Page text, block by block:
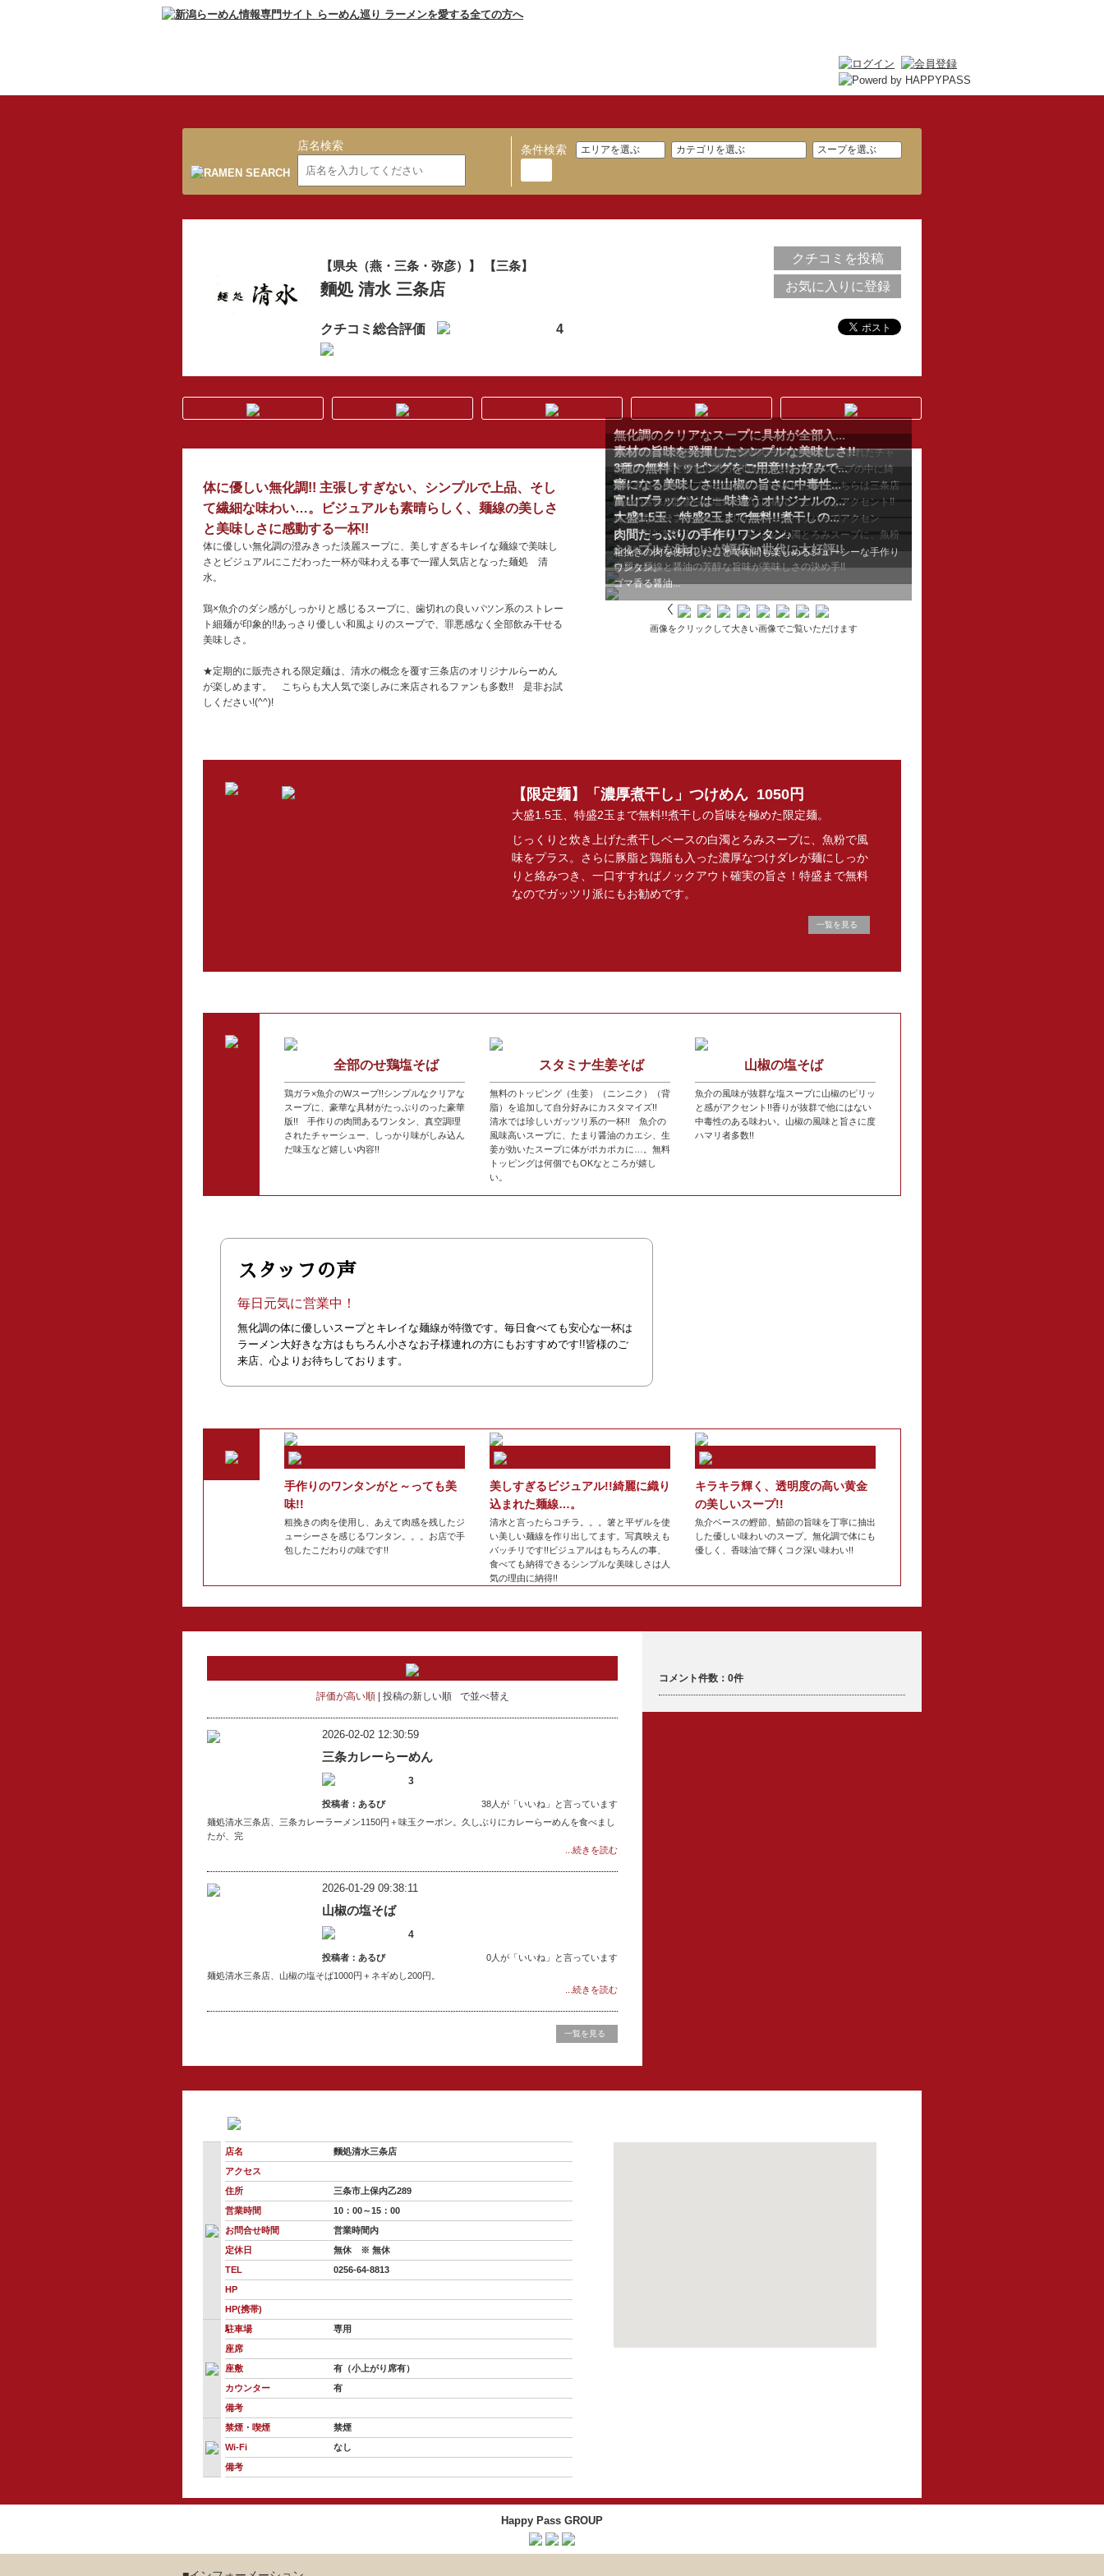
店名検索 条件検索
【県央（燕・三条・弥彦）】 【三条】
麵処 清水 三条店
クチコミ総合評価 4
クチコミを投稿
お気に入りに登録
無化調のクリアなスープに具材が全部入...
無化調の体に優しい鶏×魚介のWスープに、真空調理されたチャ
ーシュー、手作りの肉間がジュー...
素材の旨味を発揮したシンプルな美味しさ!!
無化調で身体に優しい味わい!!鶏ダシと魚介のWスープの中に綺
麗に織り込まれた、崩すのがもっ...
3種の無料トッピングをご用意!!お好みで...
清水と言えばシンプルなラーメンが印象的だが、こちらは三条店
限定のスタミナ満点な一杯。生...
癖になる美味しさ!!山椒の旨さに中毒性...
魚介の旨味が詰まった塩スープに山椒で、ピリッとアクセント!!
香りと味がひきしまり、...
富山ブラックとは一味違うオリジナルの...
真っ黒なスープに、たっぷりのブラックペッパーでアクセン
ト!! 醤油の旨味が際立つ真っ黒な...
大盛1.5玉、特盛2玉まで無料!!煮干しの...
じっくりと炊き上げた煮干しベースの白濁とろみスープに、魚粉
で風味をプラス。さらに豚脂と...
シンプルな味わいが幅広い世代に大好評!!
奇麗な麺線と醤油の芳醇な旨味が美味しさの決め手!!
肉間たっぷりの手作りワンタン♪
粗挽きの肉を使用したことで肉間も楽しめるジューシーな手作り
ワンタン。
ゴマ香る醤油...
画像をクリックして大きい画像でご覧いただけます
体に優しい無化調!! 主張しすぎない、シンプルで上品、そし
て繊細な味わい…。ビジュアルも素晴らしく、麺線の美しさ
と美味しさに感動する一杯!!
体に優しい無化調の澄みきった淡麗スープに、美しすぎるキレイな麺線で美味し
さとビジュアルにこだわった一杯が味わえる事で一躍人気店となった麺処 清
水。
鶏×魚介のダシ感がしっかりと感じるスープに、歯切れの良いパツン系のストレー
ト細麺が印象的!!あっさり優しい和風よりのスープで、罪悪感なく全部飲み干せる
美味しさ。
★定期的に販売される限定麺は、清水の概念を覆す三条店のオリジナルらーめん
が楽しめます。 こちらも大人気で楽しみに来店されるファンも多数!! 是非お試
しください!(^^)!
【限定麺】「濃厚煮干し」つけめん 1050円
大盛1.5玉、特盛2玉まで無料!!煮干しの旨味を極めた限定麺。
じっくりと炊き上げた煮干しベースの白濁とろみスープに、魚粉で風
味をプラス。さらに豚脂と鶏脂も入った濃厚なつけダレが麺にしっか
りと絡みつき、一口すすればノックアウト確実の旨さ！特盛まで無料
なのでガッツリ派にもお勧めです。
一覧を見る
全部のせ鶏塩そば
鶏ガラ×魚介のWスープ!!シンプルなクリアな
スープに、豪華な具材がたっぷりのった豪華
版!! 手作りの肉間あるワンタン、真空調理
されたチャーシュー、しっかり味がしみ込ん
だ味玉など嬉しい内容!!
スタミナ生姜そば
無料のトッピング（生姜）（ニンニク）（背
脂）を追加して自分好みにカスタマイズ!!
清水では珍しいガッツリ系の一杯!! 魚介の
風味高いスープに、たまり醤油のカエシ、生
姜が効いたスープに体がポカポカに…。無料
トッピングは何個でもOKなところが嬉し
い。
山椒の塩そば
魚介の風味が抜群な塩スープに山椒のピリッ
と感がアクセント!!香りが抜群で他にはない
中毒性のある味わい。山椒の風味と旨さに度
ハマリ者多数!!
スタッフの声
毎日元気に営業中！
無化調の体に優しいスープとキレイな麺線が特徴です。毎日食べても安心な一杯は
ラーメン大好きな方はもちろん小さなお子様連れの方にもおすすめです!!皆様のご
来店、心よりお待ちしております。
手作りのワンタンがと～っても美
味!!
粗挽きの肉を使用し、あえて肉感を残したジ
ューシーさを感じるワンタン。。。お店で手
包したこだわりの味です!!
美しすぎるビジュアル!!綺麗に織り
込まれた麺線…。
清水と言ったらコチラ。。。箸と平ザルを使
い美しい麺線を作り出してます。写真映えも
バッチリです!!ビジュアルはもちろんの事、
食べても納得できるシンプルな美味しさは人
気の理由に納得!!
キラキラ輝く、透明度の高い黄金
の美しいスープ!!
魚介ベースの鰹節、鯖節の旨味を丁寧に抽出
した優しい味わいのスープ。無化調で体にも
優しく、香味油で輝くコク深い味わい!!
評価が高い順 投稿の新しい順 で並べ替え
2026-02-02 12:30:59
三条カレーらーめん
3
投稿者： あるび
38人が「いいね」と言っています
麺処清水三条店、三条カレーラーメン1150円＋味玉クーポン。久しぶりにカレーらーめんを食べまし
たが、完
...続きを読む
2026-01-29 09:38:11
山椒の塩そば
4
投稿者： あるび
0人が「いいね」と言っています
麺処清水三条店、山椒の塩そば1000円＋ネギめし200円。
...続きを読む
一覧を見る
コメント件数：0件
店名
麵処清水三条店
アクセス
住所
三条市上保内乙289
営業時間
10：00～15：00
お問合せ時間
営業時間内
定休日
無休 ※ 無休
TEL
0256-64-8813
HP
HP(携帯)
駐車場
専用
座席
座敷
有（小上がり席有）
カウンター
有
備考
禁煙・喫煙
禁煙
Wi-Fi
なし
備考
Happy Pass GROUP